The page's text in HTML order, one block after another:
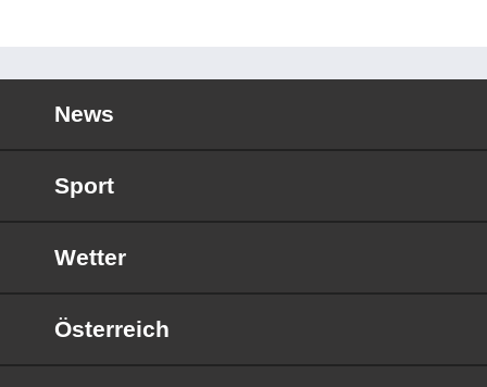
News
Sport
Wetter
Österreich